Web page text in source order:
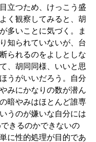
立つため、けっこう盛
く観察してみると、胡
多いことに気づく。ま
知られていないが、台
られるのをよしとしな
、胡同同様、いいと思
うがいいだろう。自分
みにかなりの数が潜ん
暗やみはほとんど誰専
うのが嫌いな自分には
きるのかできないの
に性的処理が目的であ